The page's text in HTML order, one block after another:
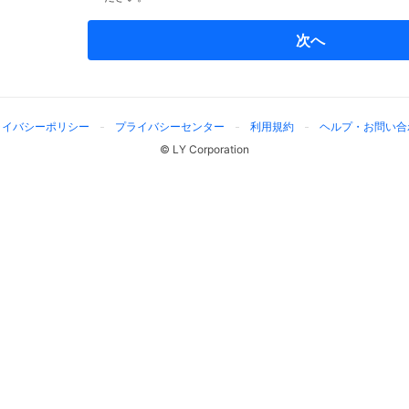
次へ
バシーポリシー プライバシーセンター 利用規約
ヘルプ・お問い
© LY Corporation